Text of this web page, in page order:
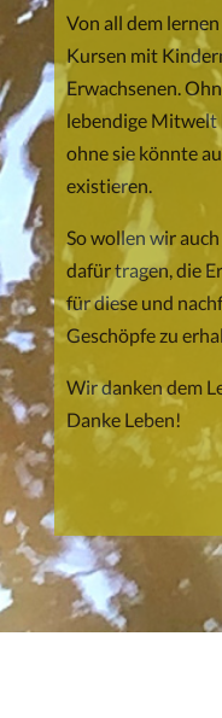
Von all dem
Kursen mit
Erwachsenen.
lebendige Mitwelt
ohne sie könnte
existieren.
So wollen wir
dafür tragen, die
für diese und
Geschöpfe zu
Wir danken dem
Danke Leben!